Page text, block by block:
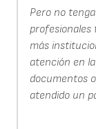
Pero no
profesionales
más
atención en
documentos
atendido un